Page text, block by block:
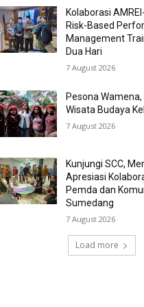
Kolaborasi
Risk-Based
Management
Dua Hari
7 August 2026
Pesona
Wisata Budaya
7 August 2026
Kunjungi SCC,
Apresiasi
Pemda dan
Sumedang
7 August 2026
Load more